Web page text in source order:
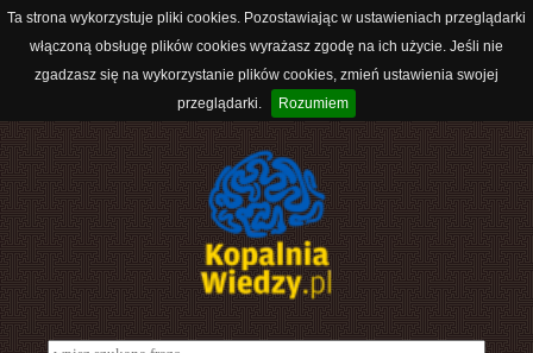
Ta strona wykorzystuje pliki cookies. Pozostawiając w ustawieniach przeglądarki
włączoną obsługę plików cookies wyrażasz zgodę na ich użycie. Jeśli nie
zgadzasz się na wykorzystanie plików cookies, zmień ustawienia swojej
przeglądarki.
Rozumiem